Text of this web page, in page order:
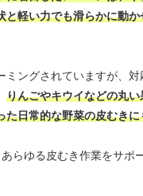
と軽い力でも滑らかに動
ミングされていますが、
りんごやキウイなどの丸
た日常的な野菜の皮むき
らゆる皮むき作業をサポ